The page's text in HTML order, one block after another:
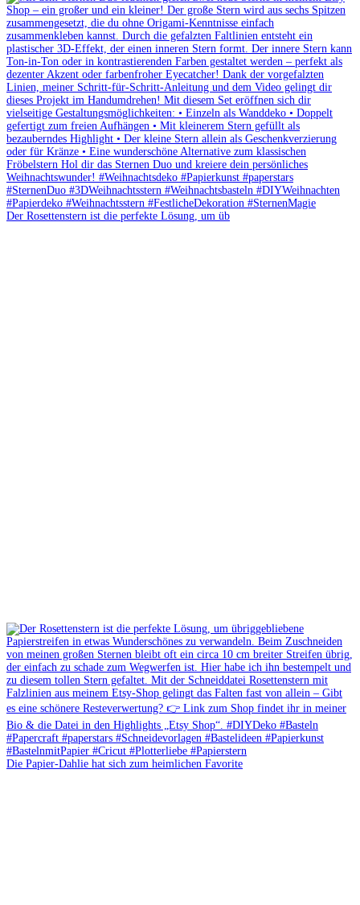
Der Rosettenstern ist die perfekte Lösung, um üb
Die Papier-Dahlie hat sich zum heimlichen Favorite